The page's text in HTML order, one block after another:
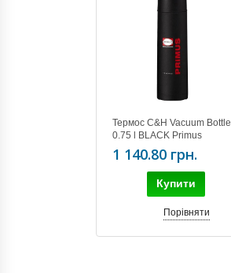
Термос C&H Vacuum Bottle
0.75 l BLACK Primus
1 140.80 грн.
Купити
Порівняти